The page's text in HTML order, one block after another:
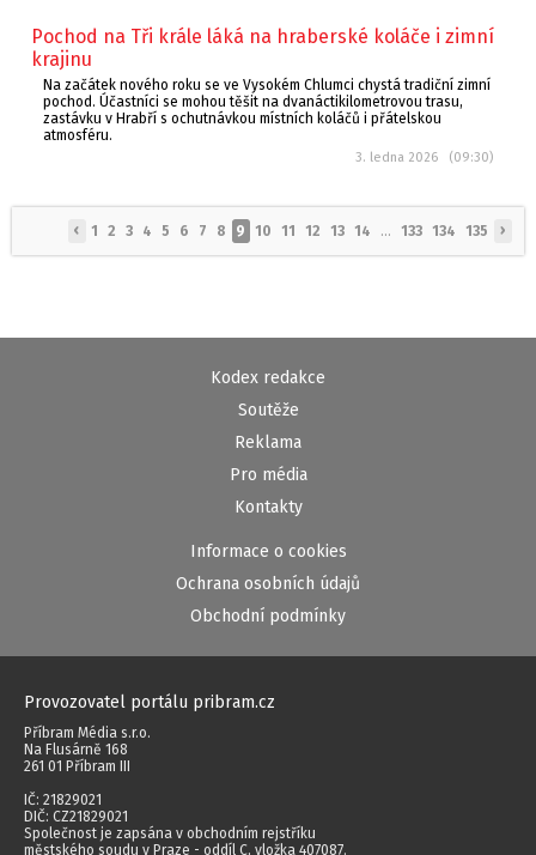
Pochod na Tři krále láká na hraberské koláče i zimní
krajinu
Na začátek nového roku se ve Vysokém Chlumci chystá tradiční zimní
pochod. Účastníci se mohou těšit na dvanáctikilometrovou trasu,
zastávku v Hrabří s ochutnávkou místních koláčů i přátelskou
atmosféru.
3. ledna 2026 (09:30)
‹ 1 2 3 4 5 6 7 8 9 10 11 12 13 14 ... 133 134 135 ›
Kodex redakce
Soutěže
Reklama
Pro média
Kontakty
Informace o cookies
Ochrana osobních údajů
Obchodní podmínky
Provozovatel portálu pribram.cz
Příbram Média s.r.o.
Na Flusárně 168
261 01 Příbram III
IČ: 21829021
DIČ: CZ21829021
Společnost je zapsána v obchodním rejstříku
městského soudu v Praze - oddíl C, vložka 407087.